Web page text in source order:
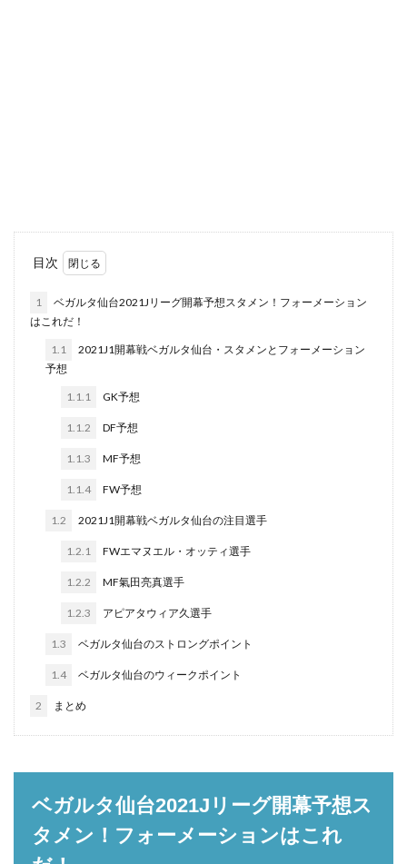
目次
1
ベガルタ仙台2021Jリーグ開幕予想スタメン！フォーメーション
はこれだ！
1.1
2021J1開幕戦ベガルタ仙台・スタメンとフォーメーション
予想
1.1.1 GK予想
1.1.2 DF予想
1.1.3 MF予想
1.1.4 FW予想
1.2 2021J1開幕戦ベガルタ仙台の注目選手
1.2.1 FWエマヌエル・オッティ選手
1.2.2 MF氣田亮真選手
1.2.3 アピアタウィア久選手
1.3 ベガルタ仙台のストロングポイント
1.4 ベガルタ仙台のウィークポイント
2 まとめ
ベガルタ仙台2021Jリーグ開幕予想ス
タメン！フォーメーションはこれ